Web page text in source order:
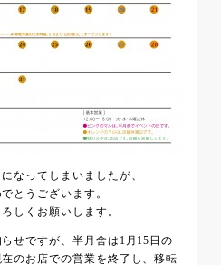
なってしまいましたが、
とうございます。
しくお願いします。
せですが、半月舎は1月15日の
のお店での営業を終了し、移転